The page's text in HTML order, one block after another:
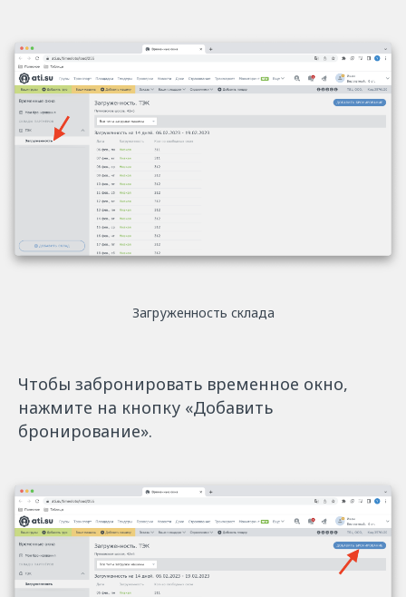
Загруженность склада
Чтобы забронировать временное окно,
нажмите на кнопку «Добавить
бронирование».